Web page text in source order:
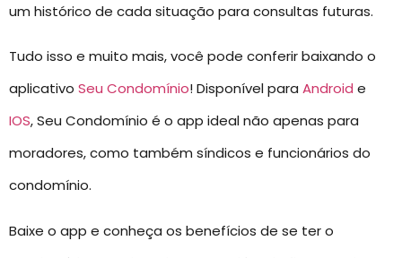
um histórico de cada situação para consultas futuras.
Tudo isso e muito mais, você pode conferir baixando o
aplicativo Seu Condomínio! Disponível para Android e
IOS, Seu Condomínio é o app ideal não apenas para
moradores, como também síndicos e funcionários do
condomínio.
Baixe o app e conheça os benefícios de se ter o